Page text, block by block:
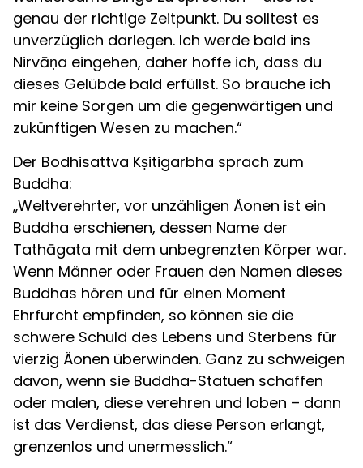
genau der richtige Zeitpunkt. Du solltest es
unverzüglich darlegen. Ich werde bald ins
Nirvāṇa eingehen, daher hoffe ich, dass du
dieses Gelübde bald erfüllst. So brauche ich
mir keine Sorgen um die gegenwärtigen und
zukünftigen Wesen zu machen.“
Der Bodhisattva Kṣitigarbha sprach zum
Buddha:
„Weltverehrter, vor unzähligen Äonen ist ein
Buddha erschienen, dessen Name der
Tathāgata mit dem unbegrenzten Körper war.
Wenn Männer oder Frauen den Namen dieses
Buddhas hören und für einen Moment
Ehrfurcht empfinden, so können sie die
schwere Schuld des Lebens und Sterbens für
vierzig Äonen überwinden. Ganz zu schweigen
davon, wenn sie Buddha-Statuen schaffen
oder malen, diese verehren und loben – dann
ist das Verdienst, das diese Person erlangt,
grenzenlos und unermesslich.“